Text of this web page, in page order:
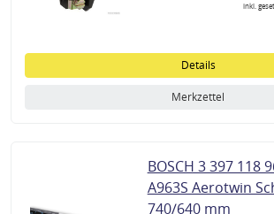
inkl.
Details
Merkzettel
BOSCH 3 397 118
A963S Aerotwin
740/640 mm